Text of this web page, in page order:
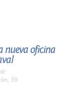
nueva oficina
39